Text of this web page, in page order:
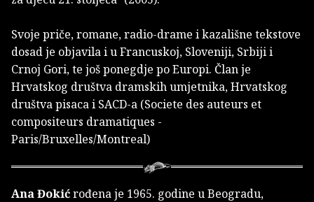
Svoje priče, romane, radio-drame i kazališne tekstove
dosad je objavila i u Francuskoj, Sloveniji, Srbiji i
Crnoj Gori, te još ponegdje po Europi. Član je
Hrvatskog društva dramskih umjetnika, Hrvatskog
društva pisaca i SACD-a (Societe des auteurs et
compositeurs dramatiques -
Paris/Bruxelles/Montreal)
Ana Đokićrođena je 1965. godine u Beogradu,